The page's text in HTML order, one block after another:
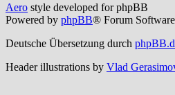
Aero style developed for phpBB
Powered by phpBB® Forum
Deutsche Übersetzung durch
Header illustrations by Vlad